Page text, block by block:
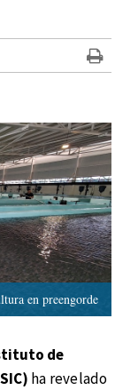
en preengorde
de
ha revelado